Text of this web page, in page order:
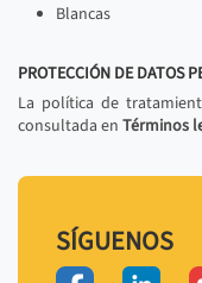
Blancas
PROTECCIÓN DE DATOS
La política de
consultada en Términos
SÍGUENOS